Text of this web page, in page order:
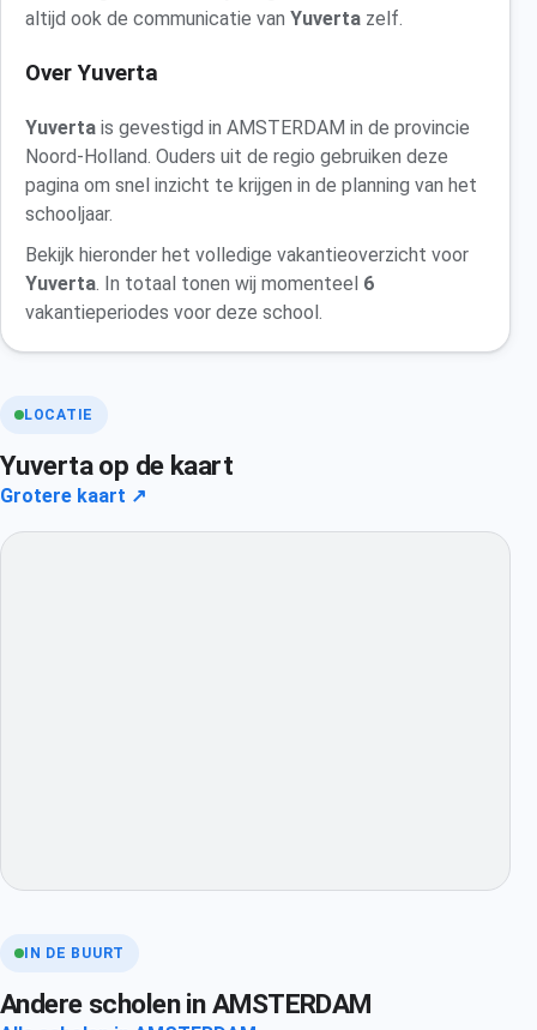
altijd ook de communicatie van Yuverta zelf.
Over Yuverta
Yuverta is gevestigd in AMSTERDAM in de provincie
Noord-Holland. Ouders uit de regio gebruiken deze
pagina om snel inzicht te krijgen in de planning van het
schooljaar.
Bekijk hieronder het volledige vakantieoverzicht voor
Yuverta. In totaal tonen wij momenteel 6
vakantieperiodes voor deze school.
LOCATIE
Yuverta op de kaart
Grotere kaart ↗
IN DE BUURT
Andere scholen in AMSTERDAM